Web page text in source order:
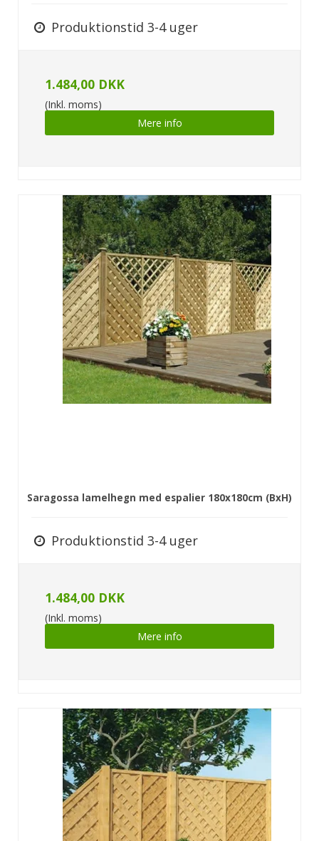
Produktionstid 3-4 uger
1.484,00 DKK
(Inkl. moms)
Mere info
Saragossa lamelhegn med espalier 180x180cm (BxH)
Produktionstid 3-4 uger
1.484,00 DKK
(Inkl. moms)
Mere info